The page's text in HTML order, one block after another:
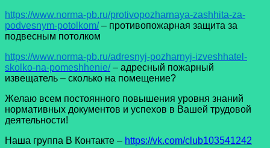
https://www.norma-pb.ru/protivopozharnaya-zashhita-za-
podvesnym-potolkom/– противопожарная защита за
подвесным потолком
https://www.norma-pb.ru/adresnyj-pozharnyj-izveshhatel-
skolko-na-pomeshhenie/– адресный пожарный
извещатель – сколько на помещение?
Желаю всем постоянного повышения уровня знаний
нормативных документов и успехов в Вашей трудовой
деятельности!
Наша группа В Контакте – https://vk.com/club103541242